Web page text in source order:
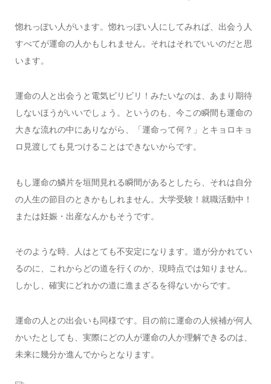
惚れっぽい人がいます。惚れっぽい人にしてみれば、出会う人
すべてが運命の人かもしれません。それはそれでいいのだと思
います。
運命の人と出会うと電気ビリビリ！みたいなのは、あまり期待
しないほうがいいでしょう。というのも、今この瞬間も運命の
大きな流れの中にありながら、「運命って何？」とキョロキョ
ロ見渡しても見つけることはできないからです。
もし運命の鱗片を垣間見れる瞬間があるとしたら、それは自分
の人生の節目のときかもしれません。大学受験！就職活動中！
または妊娠・出産なんかもそうです。
そのような時、人はとても不安定になります。道が分かれてい
るのに、これからどの道を行くのか、現時点では知りません。
しかし、確実にどれかの道に進まざるを得ないからです。
運命の人との出会いも同様です。目の前に運命の人候補が何人
かいたとしても、実際にどの人が運命の人か理解できるのは、
未来に幾分か進んでからとなります。